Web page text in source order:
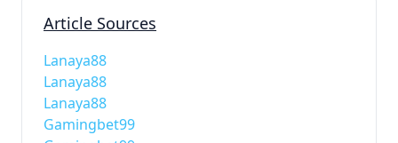
Article Sources
Lanaya88
Lanaya88
Lanaya88
Gamingbet99